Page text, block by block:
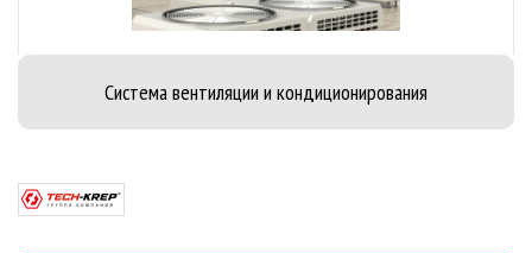
Система вентиляции и кондиционирования